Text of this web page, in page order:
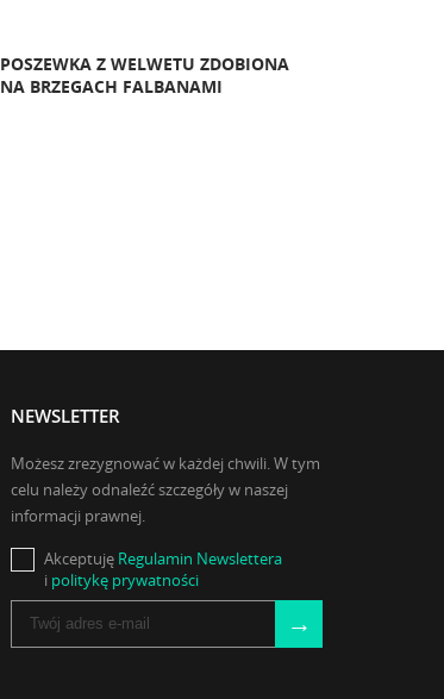
POSZEWKA Z WELWETU ZDOBIONA
NA BRZEGACH FALBANAMI
NEWSLETTER
Możesz zrezygnować w każdej chwili. W tym
celu należy odnaleźć szczegóły w naszej
informacji prawnej.
Akceptuję Regulamin Newslettera
i politykę prywatności